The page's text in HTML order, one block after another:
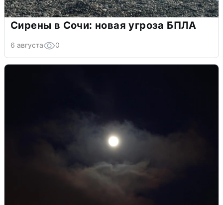
Сирены в Сочи: новая угроза БПЛА
6 августа 0